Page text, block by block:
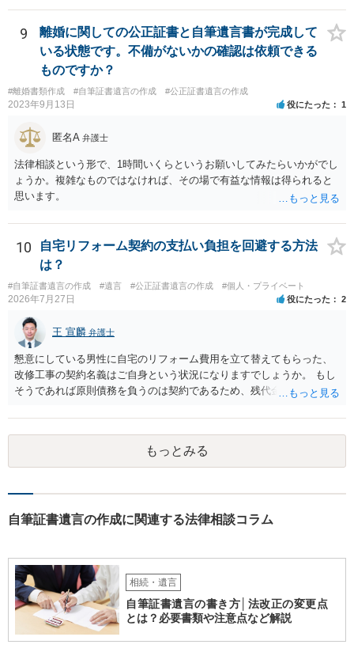
9
離婚に関しての公正証書と自筆遺言書が完成して
いる状態です。不備がないかの確認は依頼できる
ものですか？
#離婚書類作成 #自筆証書遺言の作成 #公正証書遺言の作成
2023年9月13日 役にたった 1
匿名A 弁護士
法律相談という形で、1時間いくらというお願いしてみたらいかがでし
ょうか。複雑なものではなければ、その場で有益な情報は得られると
思います。
10
自宅リフォーム契約の支払い負担を回避する方法
は？
#自筆証書遺言の作成 #遺言 #公正証書遺言の作成 #個人・プライベート
2026年7月27日 役にたった 2
王 宣麟 弁護士
懇意にしている男性に自宅のリフォーム費用を立て替えてもらった、
改修工事の契約名義はご自身という状況になりますでしょうか。 もし
そうであれば原則債務を負うのは契約であるため、残代金を捻出して
ます。 入籍した場合でも、原則契約者が単独で全ての債務を負うこと
には変わりがありません。 なかなか対応に難しい案件であり、公開の
場でアドバイスを行うのも限界があるように思われますので、資料等
を持参のうえ個別に弁護士に相談されることをお勧めします。
もっとみる
自筆証書遺言の作成に関連する法律相談コラム
相続・遺言
自筆証書遺言の書き方│法改正の変更点
とは？必要書類や注意点など解説